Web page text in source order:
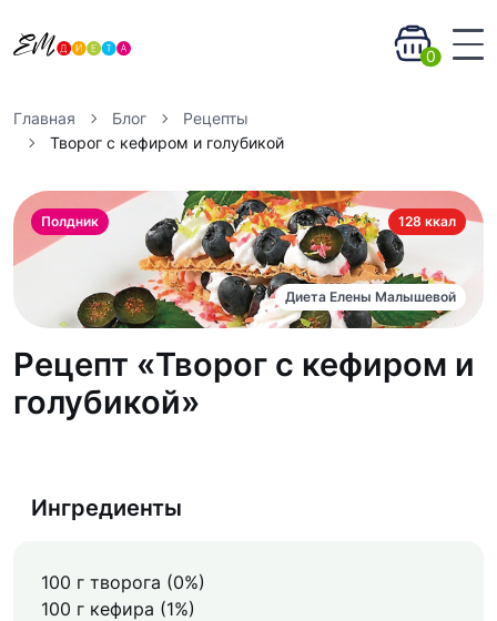
0
Главная Блог
Рецепты
Творог с кефиром и голубикой
128 ккал
Полдник
Диета Елены Малышевой
Рецепт «Творог с кефиром и
голубикой»
Ингредиенты
100 г творога (0%)
100 г кефира (1%)